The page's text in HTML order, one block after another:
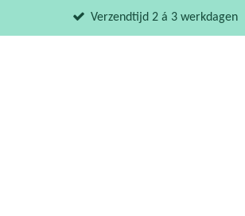
Verzendtijd 2 á 3 werkdagen